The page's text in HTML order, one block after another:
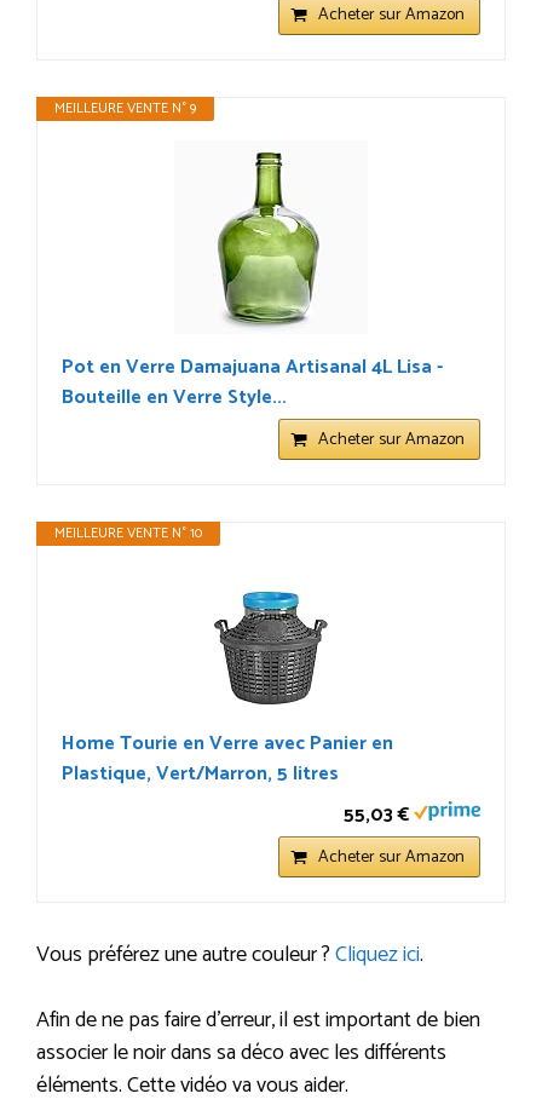
Acheter sur Amazon
MEILLEURE VENTE N° 9
Pot en Verre Damajuana Artisanal 4L Lisa -
Bouteille en Verre Style...
Acheter sur Amazon
MEILLEURE VENTE N° 10
Home Tourie en Verre avec Panier en
Plastique, Vert/Marron, 5 litres
55,03 €
Acheter sur Amazon
Vous préférez une autre couleur ?Cliquez ici.
Afin de ne pas faire d’erreur, il est important de bien
associer le noir dans sa déco avec les différents
éléments. Cette vidéo va vous aider.